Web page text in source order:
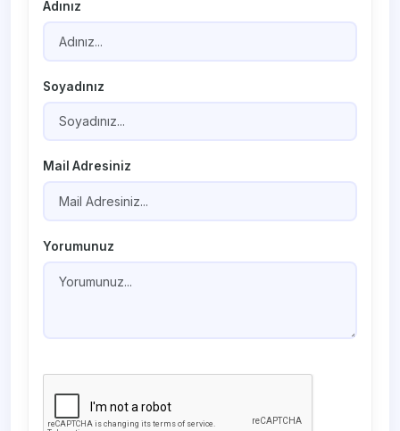
Adınız
Soyadınız
Mail Adresiniz
Yorumunuz